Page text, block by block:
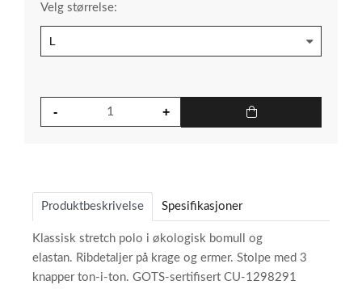
Velg størrelse:
Produktbeskrivelse Spesifikasjoner
Klassisk stretch polo i økologisk bomull og
elastan. Ribdetaljer på krage og ermer. Stolpe med 3
knapper ton-i-ton. GOTS-sertifisert CU-1298291